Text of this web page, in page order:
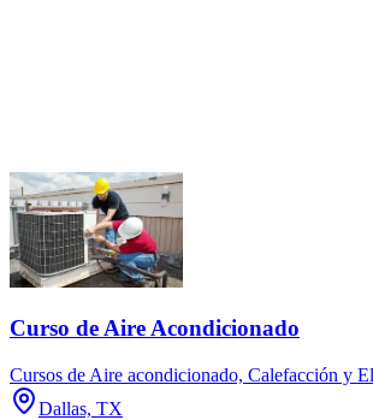
Curso de Aire Acondicionado
Cursos de Aire acondicionado, Calefacción y
Dallas, TX